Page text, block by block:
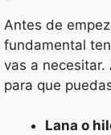
Antes de
fundamental
vas a necesitar.
para que
Lana o